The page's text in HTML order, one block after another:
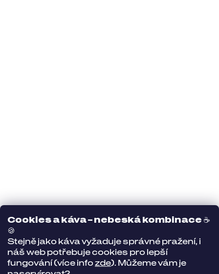
Cookies a káva – nebeská kombinace ☕
🍪
Stejně jako káva vyžaduje správné pražení, i
náš web potřebuje cookies pro lepší
fungování (více infozde). Můžeme vám je